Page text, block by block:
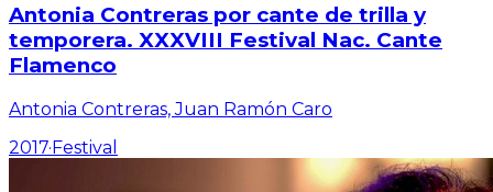
Antonia Contreras por cante de trilla y
temporera. XXXVIII Festival Nac. Cante
Flamenco
Antonia Contreras, Juan Ramón Caro
2017·Festival